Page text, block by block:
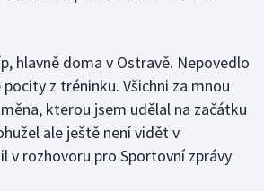
hlavně doma v Ostravě. Nepovedlo
z tréninku. Všichni za mnou
kterou jsem udělal na začátku
ale ještě není vidět v
v rozhovoru pro Sportovní zprávy